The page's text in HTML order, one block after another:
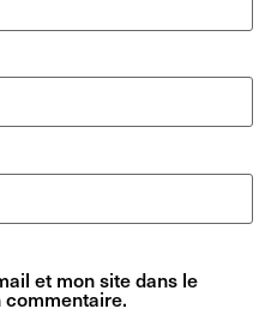
et mon site dans le
commentaire.